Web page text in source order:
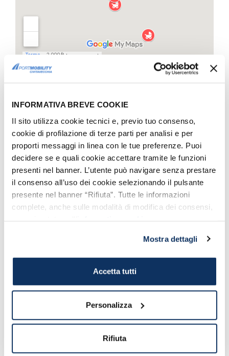
INFORMATIVA BREVE COOKIE
Il sito utilizza cookie tecnici e, previo tuo consenso,
cookie di profilazione di terze parti per analisi e per
proporti messaggi in linea con le tue preferenze. Puoi
decidere se e quali cookie accettare tramite le funzioni
presenti nel banner. L’utente può navigare senza prestare
il consenso all’uso dei cookie selezionando il pulsante
presente nel banner “Rifiuta”. Tutte le informazioni
complete, anche sulle modalità di modifica dei consensi,
Mostra dettagli
Accetta tutti
Personalizza
Rifiuta
I parcheggi rosa sono entrati nelpiano
2016recentementeapprovato
Il primo parcheggio rosa di Civitavecchia (sotto la sede
quattro
Vota il contenuto: